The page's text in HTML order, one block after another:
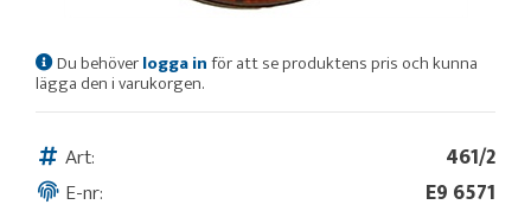
Du behöverlogga inför att se produktens pris och kunna
lägga den i varukorgen.
Art:
461/2
E-nr:
E9 6571